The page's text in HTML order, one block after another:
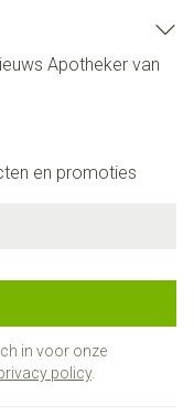
Apotheker van
en promoties
in voor onze
policy.